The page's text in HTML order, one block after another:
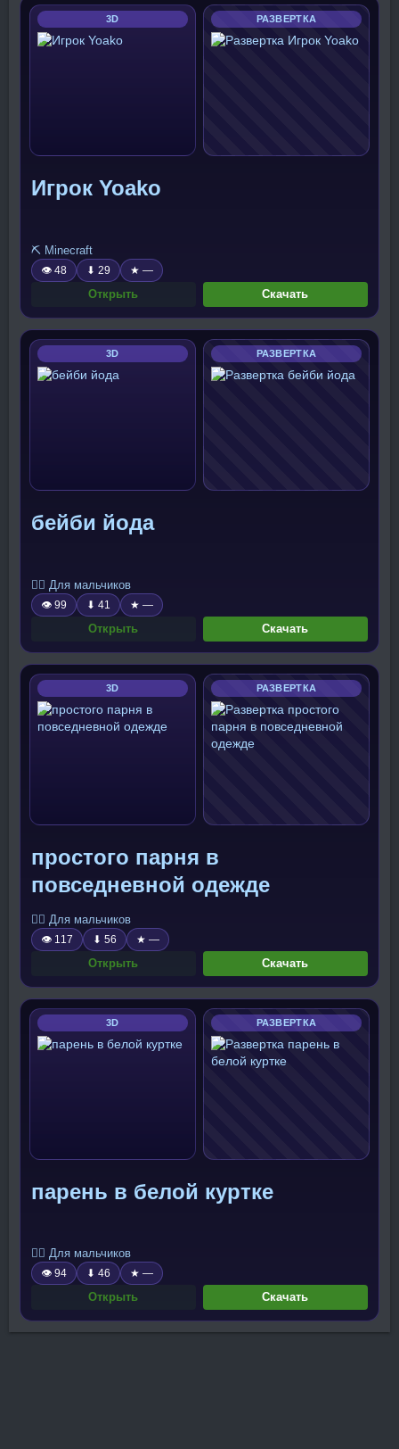
3D РАЗВЕРТКА
Игрок Yoako
⛏️ Minecraft
👁 48 ⬇ 29 ★ —
Открыть Скачать
3D РАЗВЕРТКА
бейби йода
🧍‍♂️ Для мальчиков
👁 99 ⬇ 41 ★ —
Открыть Скачать
3D РАЗВЕРТКА
простого парня в
повседневной одежде
🧍‍♂️ Для мальчиков
👁 117 ⬇ 56 ★ —
Открыть Скачать
3D РАЗВЕРТКА
парень в белой куртке
🧍‍♂️ Для мальчиков
👁 94 ⬇ 46 ★ —
Открыть Скачать